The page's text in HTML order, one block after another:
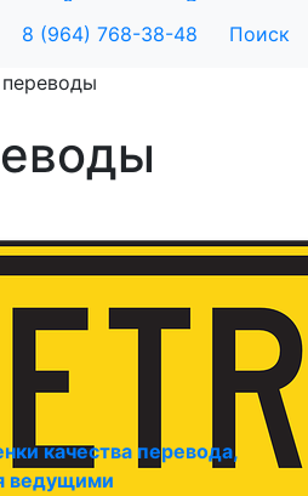
Заказать
Рассчитать
8 (964) 768-38-48
Поиск
качества перевода,
ведущими